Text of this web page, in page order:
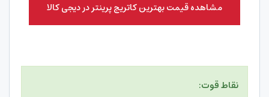
مشاهده قیمت بهترین کاتریج پرینتر در دیجی کالا
نقاط قوت: